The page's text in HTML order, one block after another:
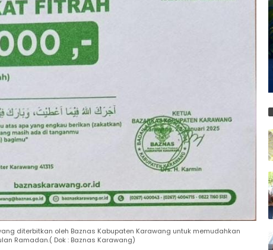
diterbitkan oleh Baznas Kabupaten Karawang untuk memudahkan
Ramadan.( Dok : Baznas Karawang)